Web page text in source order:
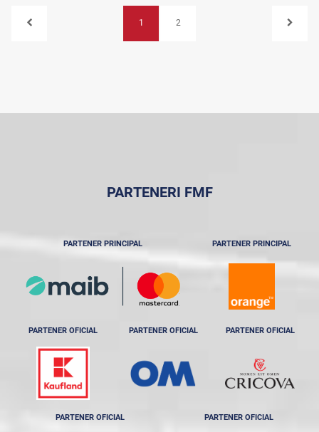
1 2
PARTENERI FMF
PARTENER PRINCIPAL PARTENER PRINCIPAL
PARTENER OFICIAL PARTENER OFICIAL PARTENER OFICIAL
PARTENER OFICIAL PARTENER OFICIAL